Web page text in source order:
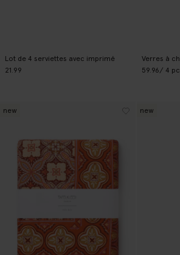
Lot de 4 serviettes avec imprimé
21.99
59.96/ 4 pc
new new